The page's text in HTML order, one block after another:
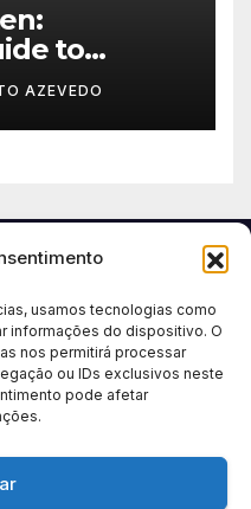
usamos tecnologias como
informações do dispositivo. O
nos permitirá processar
ou IDs exclusivos neste
pode afetar
to
and
AZEVEDO